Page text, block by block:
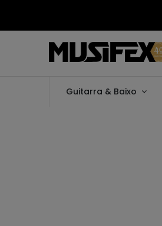
Guitarra & Baixo